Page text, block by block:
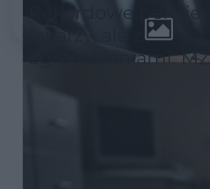
Rekordowe pensje
ograniczeniami.